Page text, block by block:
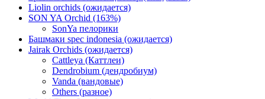
Liolin orchids (ожидается)
SON YA Orchid (163%)
SonYa пелорики
Башмаки spec indonesia (ожидается)
Jairak Orchids (ожидается)
Cattleya (Каттлеи)
Dendrobium (дендробиум)
Vanda (вандовые)
Others (разное)